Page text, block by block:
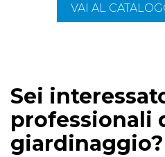
VAI AL
Sei
professionali
giardinaggio?